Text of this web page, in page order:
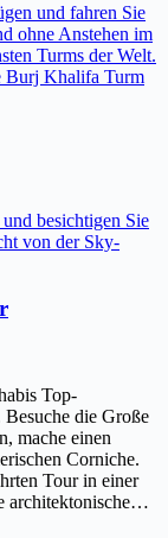
und fahren Sie
ohne Anstehen im
Turms der Welt.
Burj Khalifa Turm
besichtigen Sie
von der Sky-
Top-
die Große
mache einen
Corniche.
Tour in einer
architektonische…